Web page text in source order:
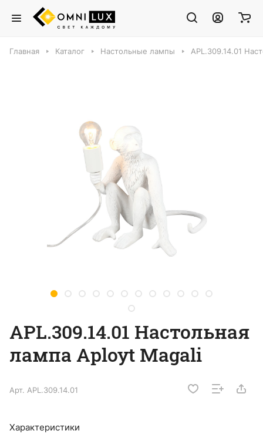
Главная Каталог Настольные лампы APL.309.14.01
APL.309.14.01 Настольная
лампа Aployt Magali
Арт. APL.309.14.01
Характеристики